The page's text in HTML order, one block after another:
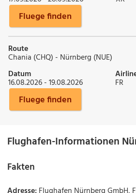
Fluege finden
Route
Chania (CHQ) - Nürnberg (NUE)
Datum
16.08.2026 - 19.08.2026 FR
Fluege finden
Flughafen-Informationen
Fakten